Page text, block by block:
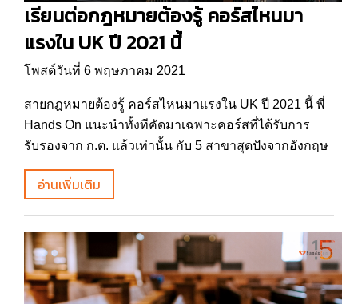
เรียนต่อกฎหมายต้องรู้ คอร์สไหนมา
แรงใน UK ปี 2021 นี้
โพสต์วันที่ 6 พฤษภาคม 2021
สายกฎหมายต้องรู้ คอร์สไหนมาแรงใน UK ปี 2021 นี้ พี่
Hands On แนะนำทั้งทีคัดมาเฉพาะคอร์สที่ได้รับการ
รับรองจาก ก.ต. แล้วเท่านั้น กับ 5 สาขาสุดปังจากอังกฤษ
อ่านเพิ่มเติม